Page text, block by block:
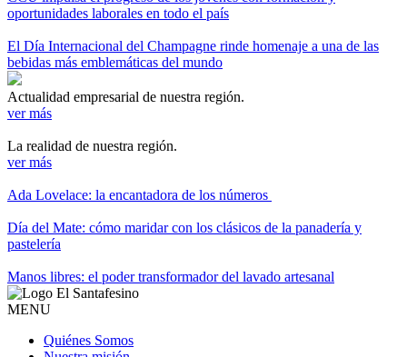
oportunidades laborales en todo el país
El Día Internacional del Champagne rinde homenaje a una de las
bebidas más emblemáticas del mundo
Actualidad empresarial de nuestra región.
ver más
La realidad de nuestra región.
ver más
Ada Lovelace: la encantadora de los números
Día del Mate: cómo maridar con los clásicos de la panadería y
pastelería
Manos libres: el poder transformador del lavado artesanal
MENU
Quiénes Somos